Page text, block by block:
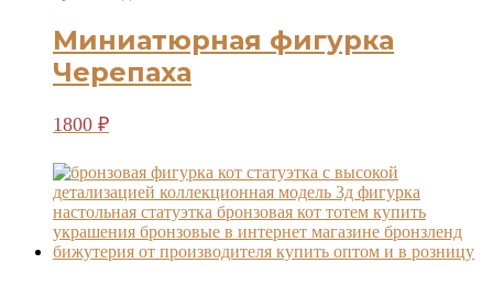
Миниатюрная фигурка
Черепаха
1800 ₽